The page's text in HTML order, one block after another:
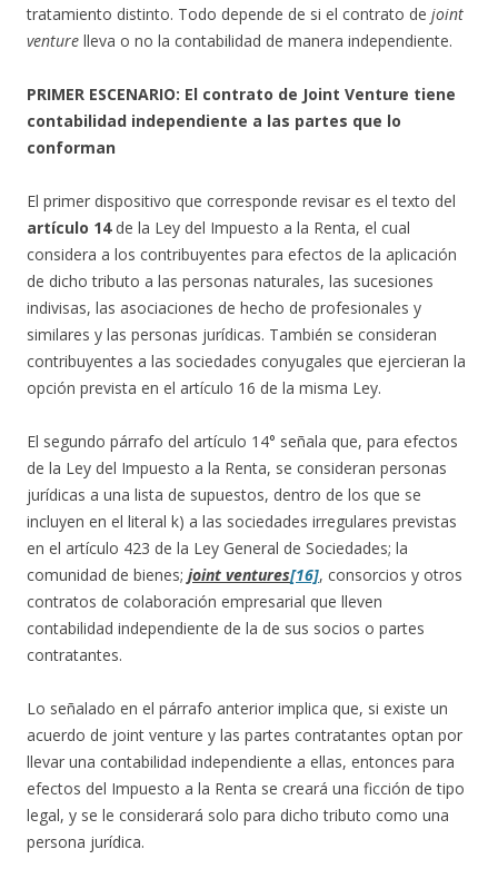
tratamiento distinto. Todo depende de si el contrato de joint
venture lleva o no la contabilidad de manera independiente.
PRIMER ESCENARIO: El contrato de Joint Venture tiene
contabilidad independiente a las partes que lo
conforman
El primer dispositivo que corresponde revisar es el texto del
artículo 14de la Ley del Impuesto a la Renta, el cual
considera a los contribuyentes para efectos de la aplicación
de dicho tributo a las personas naturales, las sucesiones
indivisas, las asociaciones de hecho de profesionales y
similares y las personas jurídicas. También se consideran
contribuyentes a las sociedades conyugales que ejercieran la
opción prevista en el artículo 16 de la misma Ley.
El segundo párrafo del artículo 14° señala que, para efectos
de la Ley del Impuesto a la Renta, se consideran personas
jurídicas a una lista de supuestos, dentro de los que se
incluyen en el literal k) a las sociedades irregulares previstas
en el artículo 423 de la Ley General de Sociedades; la
comunidad de bienes; joint ventures[16], consorcios y otros
contratos de colaboración empresarial que lleven
contabilidad independiente de la de sus socios o partes
contratantes.
Lo señalado en el párrafo anterior implica que, si existe un
acuerdo de joint venture y las partes contratantes optan por
llevar una contabilidad independiente a ellas, entonces para
efectos del Impuesto a la Renta se creará una ficción de tipo
legal, y se le considerará solo para dicho tributo como una
persona jurídica.